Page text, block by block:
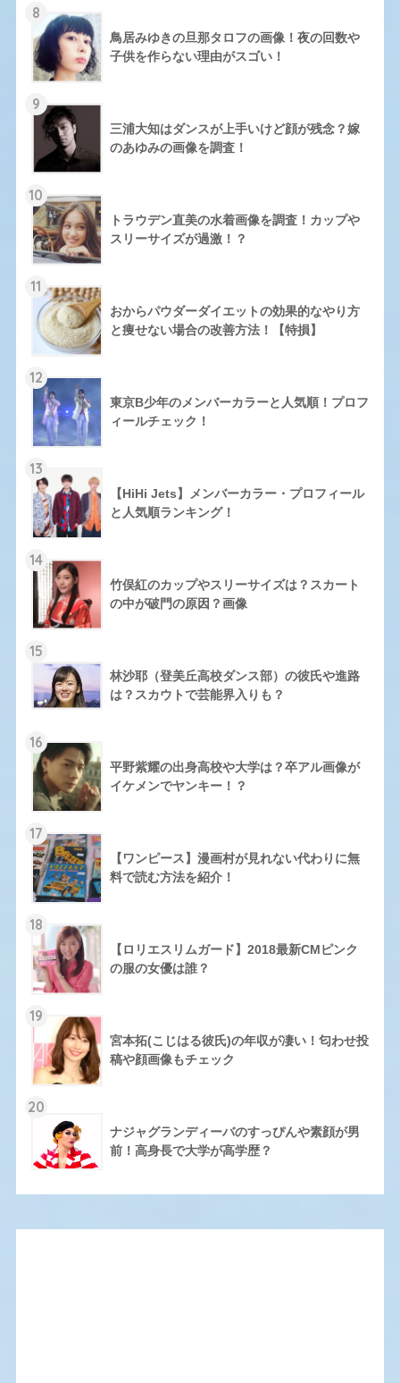
8
鳥居みゆきの旦那タロフの画像！夜の回数や
子供を作らない理由がスゴい！
9
三浦大知はダンスが上手いけど顔が残念？嫁
のあゆみの画像を調査！
10
トラウデン直美の水着画像を調査！カップや
スリーサイズが過激！？
11
おからパウダーダイエットの効果的なやり方
と痩せない場合の改善方法！【特損】
12
東京B少年のメンバーカラーと人気順！プロフ
ィールチェック！
13
【HiHi Jets】メンバーカラー・プロフィール
と人気順ランキング！
14
竹俣紅のカップやスリーサイズは？スカート
の中が破門の原因？画像
15
林沙耶（登美丘高校ダンス部）の彼氏や進路
は？スカウトで芸能界入りも？
16
平野紫耀の出身高校や大学は？卒アル画像が
イケメンでヤンキー！？
17
【ワンピース】漫画村が見れない代わりに無
料で読む方法を紹介！
18
【ロリエスリムガード】2018最新CMピンク
の服の女優は誰？
19
宮本拓(こじはる彼氏)の年収が凄い！匂わせ投
稿や顔画像もチェック
20
ナジャグランディーバのすっぴんや素顔が男
前！高身長で大学が高学歴？